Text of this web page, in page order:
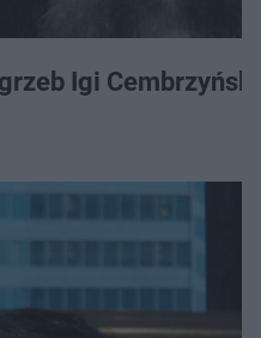
Igi